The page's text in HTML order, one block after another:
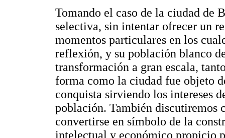
Tomando el caso de la ciudad de
selectiva, sin intentar ofrecer un
momentos particulares en los
reflexión, y su población blanco
transformación a gran escala,
forma como la ciudad fue objeto
conquista sirviendo los intereses
población. También discutiremos
convertirse en símbolo de la
intelectual y económico propicio